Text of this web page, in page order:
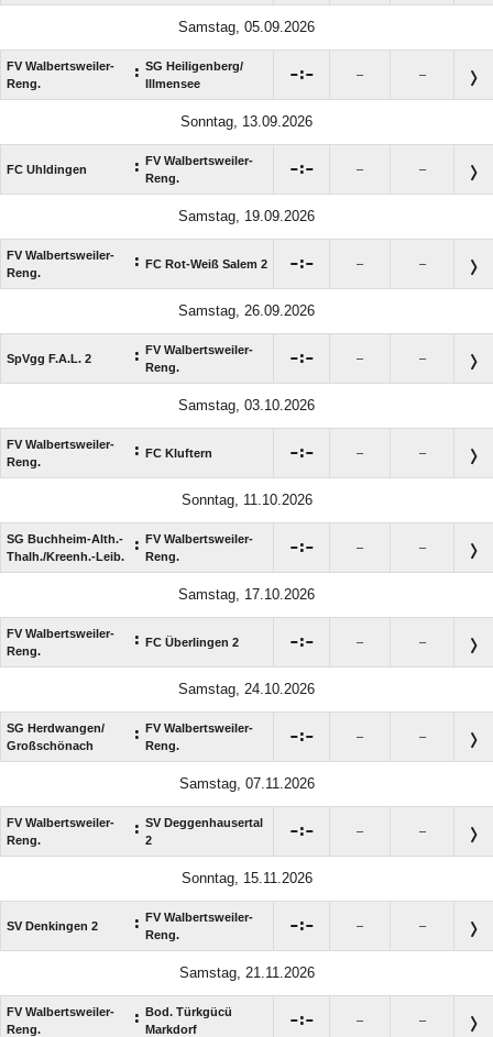
Samstag, 05.09.2026
FV Walbertsweiler-
Reng.
: SG Heiligenberg/​
Illmensee
: – –
Sonntag, 13.09.2026
FC Uhldingen : FV Walbertsweiler-
Reng.
: – –
Samstag, 19.09.2026
FV Walbertsweiler-
Reng.
: FC Rot-Weiß Salem 2 : – –
Samstag, 26.09.2026
SpVgg F.A.L. 2 : FV Walbertsweiler-
Reng.
: – –
Samstag, 03.10.2026
FV Walbertsweiler-
Reng.
: FC Kluftern : – –
Sonntag, 11.10.2026
SG Buchheim-Alth.-
Thalh./​Kreenh.-Leib.
: FV Walbertsweiler-
Reng.
: – –
Samstag, 17.10.2026
FV Walbertsweiler-
Reng.
: FC Überlingen 2 : – –
Samstag, 24.10.2026
SG Herdwangen/​
Großschönach
: FV Walbertsweiler-
Reng.
: – –
Samstag, 07.11.2026
FV Walbertsweiler-
Reng.
: SV Deggenhausertal
2
: – –
Sonntag, 15.11.2026
SV Denkingen 2 : FV Walbertsweiler-
Reng.
: – –
Samstag, 21.11.2026
FV Walbertsweiler-
Reng.
: Bod. Türkgücü
Markdorf
: – –